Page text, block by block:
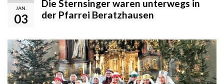
JAN.
03
Die Sternsinger waren unterwegs in
der Pfarrei Beratzhausen